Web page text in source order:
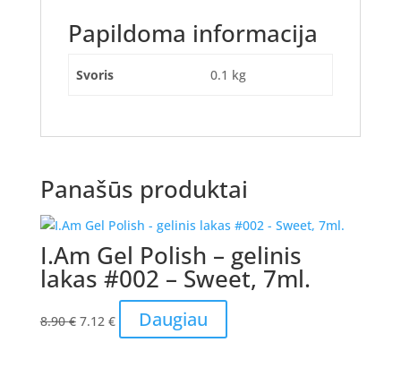
Papildoma informacija
Svoris 0.1 kg
Panašūs produktai
I.Am Gel Polish – gelinis
lakas #002 – Sweet, 7ml.
8.90€ Original
7.12 €Current
price
Daugiau